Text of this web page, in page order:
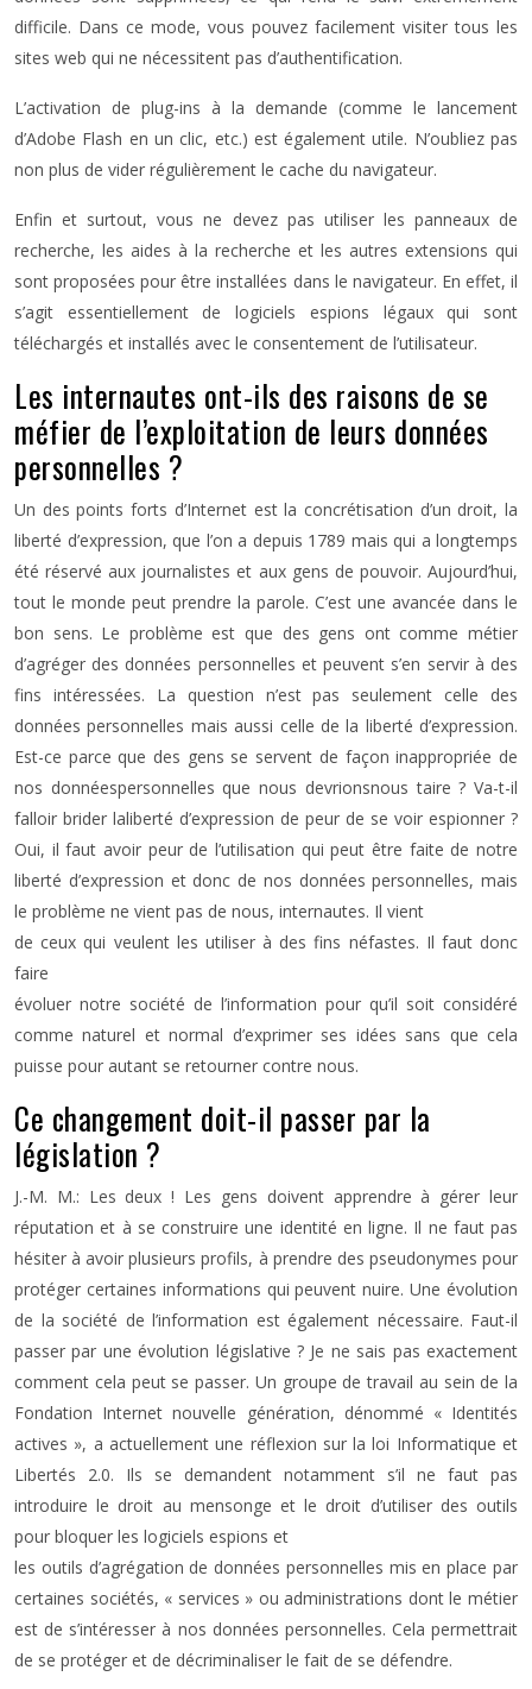
difficile. Dans ce mode, vous pouvez facilement visiter tous les
sites web qui ne nécessitent pas d’authentification.
L’activation de plug-ins à la demande (comme le lancement
d’Adobe Flash en un clic, etc.) est également utile. N’oubliez pas
non plus de vider régulièrement le cache du navigateur.
Enfin et surtout, vous ne devez pas utiliser les panneaux de
recherche, les aides à la recherche et les autres extensions qui
sont proposées pour être installées dans le navigateur. En effet, il
s’agit essentiellement de logiciels espions légaux qui sont
téléchargés et installés avec le consentement de l’utilisateur.
Les internautes ont-ils des raisons de se
méfier de l’exploitation de leurs données
personnelles ?
Un des points forts d’Internet est la concrétisation d’un droit, la
liberté d’expression, que l’on a depuis 1789 mais qui a longtemps
été réservé aux journalistes et aux gens de pouvoir. Aujourd’hui,
tout le monde peut prendre la parole. C’est une avancée dans le
bon sens. Le problème est que des gens ont comme métier
d’agréger des données personnelles et peuvent s’en servir à des
fins intéressées. La question n’est pas seulement celle des
données personnelles mais aussi celle de la liberté d’expression.
Est-ce parce que des gens se servent de façon inappropriée de
nos donnéespersonnelles que nous devrionsnous taire ? Va-t-il
falloir brider laliberté d’expression de peur de se voir espionner ?
Oui, il faut avoir peur de l’utilisation qui peut être faite de notre
liberté d’expression et donc de nos données personnelles, mais
le problème ne vient pas de nous, internautes. Il vient
de ceux qui veulent les utiliser à des fins néfastes. Il faut donc
faire
évoluer notre société de l’information pour qu’il soit considéré
comme naturel et normal d’exprimer ses idées sans que cela
puisse pour autant se retourner contre nous.
Ce changement doit-il passer par la
législation ?
J.-M. M.: Les deux ! Les gens doivent apprendre à gérer leur
réputation et à se construire une identité en ligne. Il ne faut pas
hésiter à avoir plusieurs profils, à prendre des pseudonymes pour
protéger certaines informations qui peuvent nuire. Une évolution
de la société de l’information est également nécessaire. Faut-il
passer par une évolution législative ? Je ne sais pas exactement
comment cela peut se passer. Un groupe de travail au sein de la
Fondation Internet nouvelle génération, dénommé « Identités
actives », a actuellement une réflexion sur la loi Informatique et
Libertés 2.0. Ils se demandent notamment s’il ne faut pas
introduire le droit au mensonge et le droit d’utiliser des outils
pour bloquer les logiciels espions et
les outils d’agrégation de données personnelles mis en place par
certaines sociétés, « services » ou administrations dont le métier
est de s’intéresser à nos données personnelles. Cela permettrait
de se protéger et de décriminaliser le fait de se défendre.